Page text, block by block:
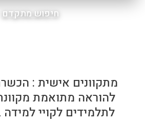
חיפוש מתקדם
מתקוונים אישית :
להוראה מתואמת
לתלמידים לקויי